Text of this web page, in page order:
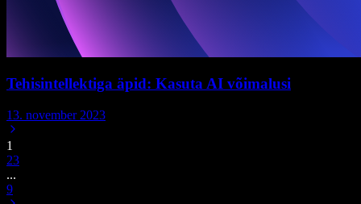
Tehisintellektiga äpid: Kasuta AI võimalusi
13. november 2023
1
23
...
9